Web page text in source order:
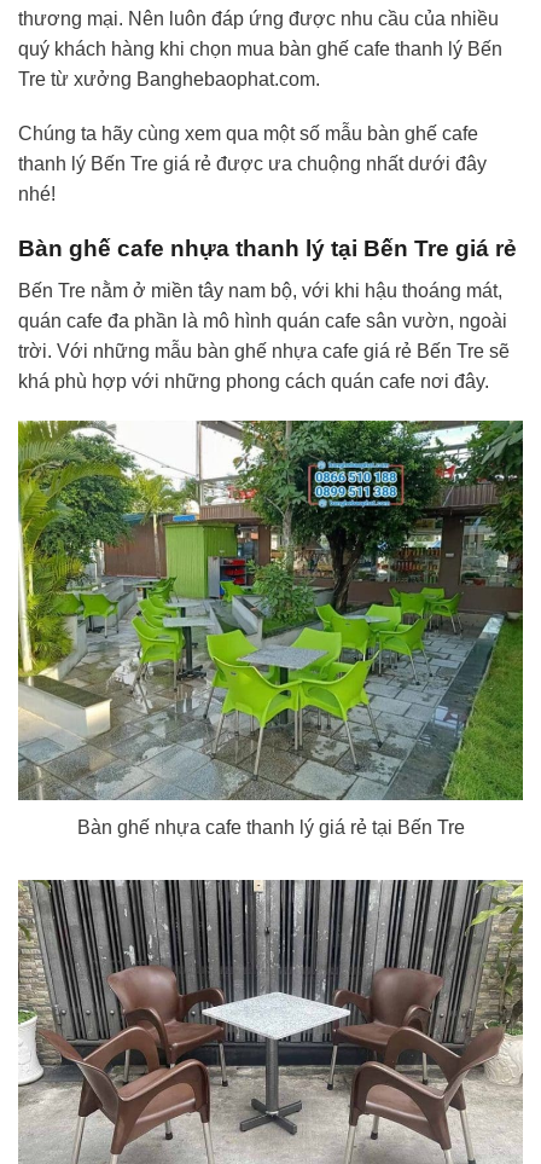
thương mại. Nên luôn đáp ứng được nhu cầu của nhiều
quý khách hàng khi chọn mua bàn ghế cafe thanh lý Bến
Tre từ xưởng Banghebaophat.com.
Chúng ta hãy cùng xem qua một số mẫu bàn ghế cafe
thanh lý Bến Tre giá rẻ được ưa chuộng nhất dưới đây
nhé!
Bàn ghế cafe nhựa thanh lý tại Bến Tre giá rẻ
Bến Tre nằm ở miền tây nam bộ, với khi hậu thoáng mát,
quán cafe đa phần là mô hình quán cafe sân vườn, ngoài
trời. Với những mẫu bàn ghế nhựa cafe giá rẻ Bến Tre sẽ
khá phù hợp với những phong cách quán cafe nơi đây.
Bàn ghế nhựa cafe thanh lý giá rẻ tại Bến Tre